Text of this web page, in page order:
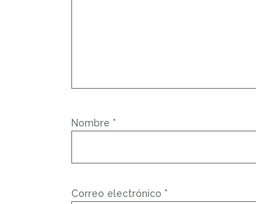
Nombre *
Correo electrónico *